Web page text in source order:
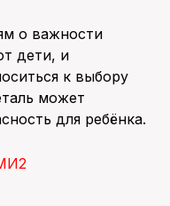
о важности
дети, и
к выбору
может
для ребёнка.